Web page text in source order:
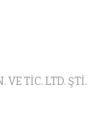
VE TİC. LTD. ŞTİ.